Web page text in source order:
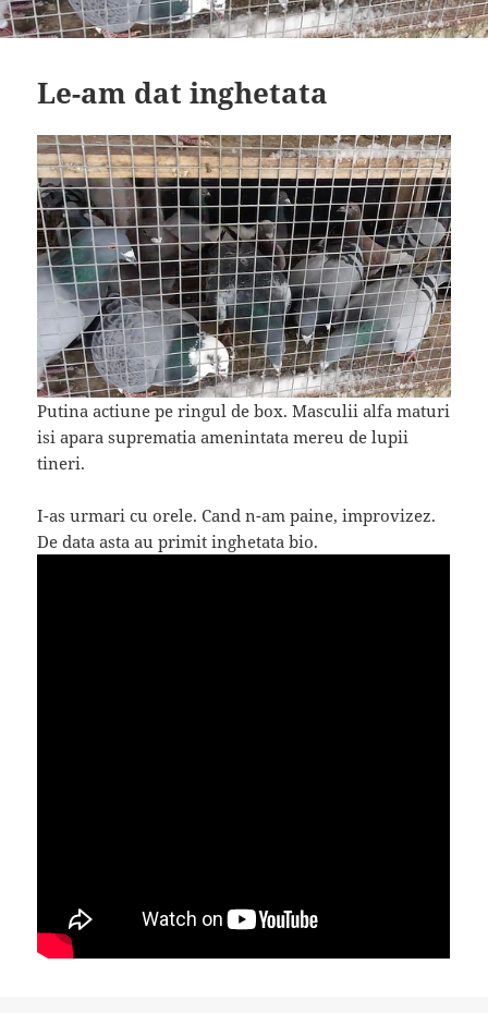
Le-am dat inghetata
Putina actiune pe ringul de box. Masculii alfa maturi
isi apara suprematia amenintata mereu de lupii
tineri.
I-as urmari cu orele. Cand n-am paine, improvizez.
De data asta au primit inghetata bio.